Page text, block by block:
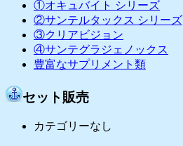
①オキュバイト シリーズ
②サンテルタックス シリーズ
③クリアビジョン
④サンテグラジェノックス
豊富なサプリメント類
セット販売
カテゴリーなし